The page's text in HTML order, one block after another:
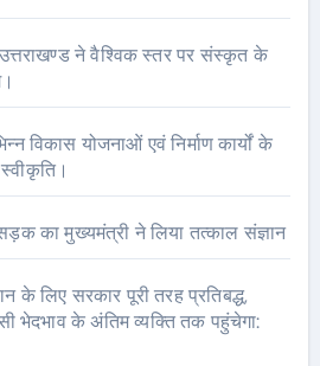
ने वैश्विक स्तर पर संस्कृत के
विकास योजनाओं एवं निर्माण कार्यों के
का मुख्यमंत्री ने लिया तत्काल संज्ञान
लिए सरकार पूरी तरह प्रतिबद्ध,
भेदभाव के अंतिम व्यक्ति तक पहुंचेगा: